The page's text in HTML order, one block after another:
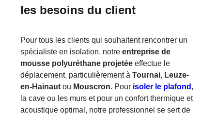
les besoins du client
Pour tous les clients qui souhaitent rencontrer un
spécialiste en isolation, notre entreprise de
mousse polyuréthane projetéeeffectue le
déplacement, particulièrement à Tournai, Leuze-
en-Hainautou Mouscron. Pour isoler le plafond ,
la cave ou les murs et pour un confort thermique et
acoustique optimal, notre professionnel se sert de